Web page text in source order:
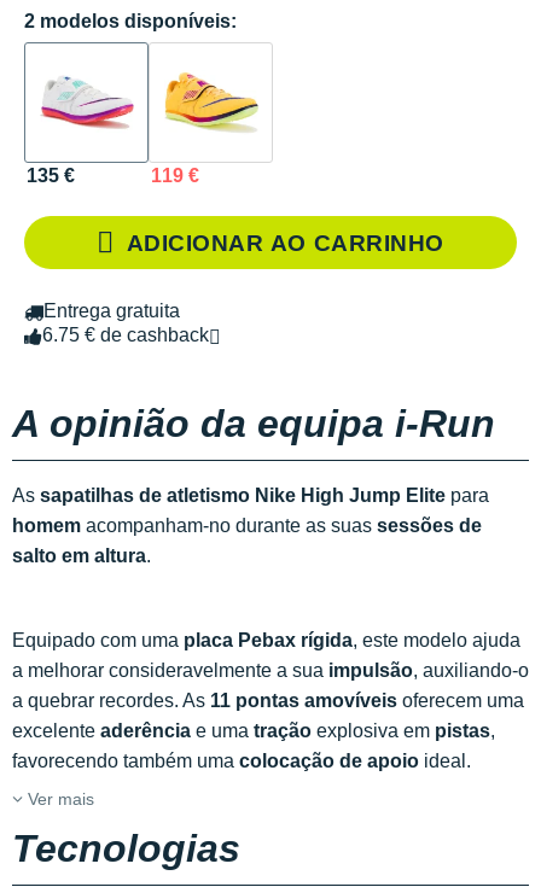
2 modelos disponíveis:
135 € 119 €
ADICIONAR AO CARRINHO
Entrega gratuita
6.75 € de cashback
A opinião da equipa i-Run
As sapatilhas de atletismo Nike High Jump Elite para
homem acompanham-no durante as suas sessões de
salto em altura.
Equipado com uma placa Pebax rígida, este modelo ajuda
a melhorar consideravelmente a sua impulsão, auxiliando-o
a quebrar recordes. As 11 pontas amovíveis oferecem uma
excelente aderência e uma tração explosiva em pistas,
favorecendo também uma colocação de apoio ideal.
Ver mais
Tecnologias